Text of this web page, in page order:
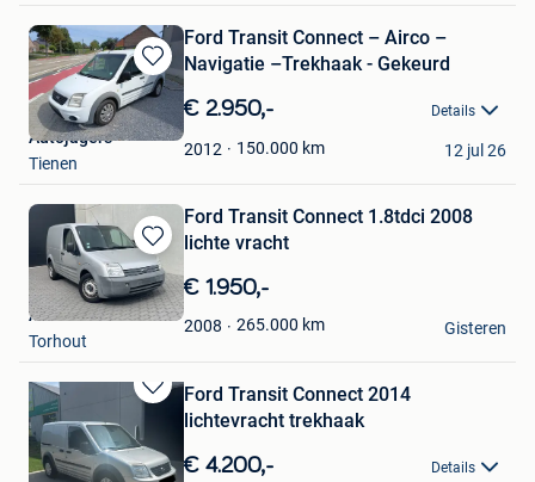
Bewaren
in
Mijn
Favorieten
Ford Transit Connect – Airco –
Navigatie –Trekhaak - Gekeurd
€ 2.950,- Details
2012 150.000 km
Autojagers
Tienen
12 jul 26
Bewaren
in
Mijn
Favorieten
Ford Transit Connect 1.8tdci 2008
lichte vracht
€ 1.950,-
2008 265.000 km
APO cars
Torhout
Gisteren
Bewaren
in
Mijn
Favorieten
Ford Transit Connect 2014
lichtevracht trekhaak
€ 4.200,- Details